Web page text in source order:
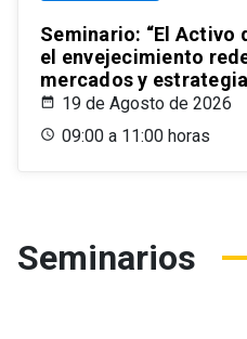
Seminario: “El Activo
el envejecimiento
mercados y
19 de Agosto de 2026
09:00 a 11:00 horas
Seminarios